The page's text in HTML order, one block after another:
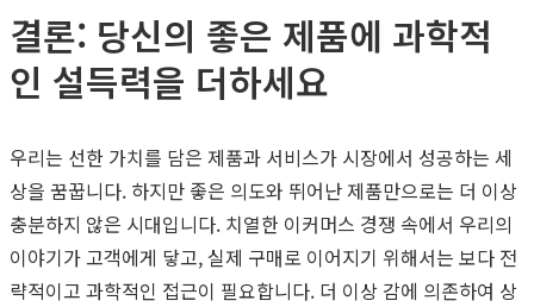
결론: 당신의 좋은 제품에 과학적
인 설득력을 더하세요
우리는 선한 가치를 담은 제품과 서비스가 시장에서 성공하는 세
상을 꿈꿉니다. 하지만 좋은 의도와 뛰어난 제품만으로는 더 이상
충분하지 않은 시대입니다. 치열한 이커머스 경쟁 속에서 우리의
이야기가 고객에게 닿고, 실제 구매로 이어지기 위해서는 보다 전
략적이고 과학적인 접근이 필요합니다. 더 이상 감에 의존하여 상